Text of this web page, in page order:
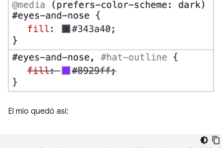
El mío quedó así: